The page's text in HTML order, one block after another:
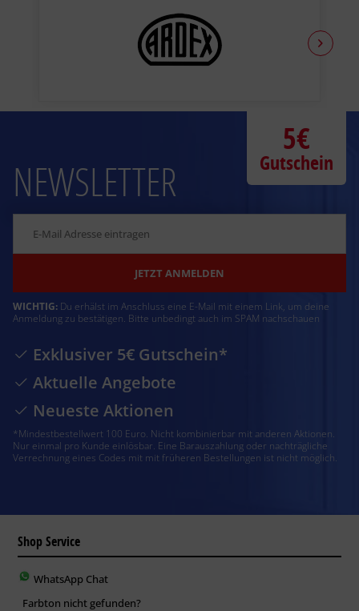
NEWSLETTER
JETZT ANMELDEN
WICHTIG: Du erhälst im Anschluss eine E-Mail mit einem Link, um deine
Anmeldung zu bestätigen. Bitte unbedingt auch im SPAM nachschauen
Exklusiver 5€ Gutschein*
Aktuelle Angebote
Neueste Aktionen
*Mindestbestellwert 100 Euro. Nicht kombinierbar mit anderen Aktionen.
Nur einmal pro Kunde einlösbar. Eine Barauszahlung oder nachträgliche
Verrechnung eines Codes mit mit früheren Bestellungen ist nicht möglich.
5€
Gutschein
Shop Service
WhatsApp Chat
Farbton nicht gefunden?